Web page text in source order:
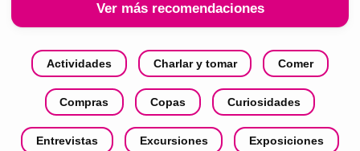
Ver más recomendaciones
Actividades Charlar y tomar Comer
Compras Copas Curiosidades
Entrevistas Excursiones Exposiciones